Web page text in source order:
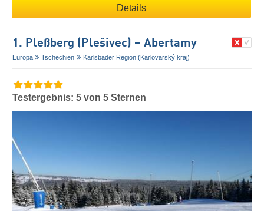
Details
1. Pleßberg (Plešivec) – Abertamy
Europa Tschechien Karlsbader Region (Karlovarský kraj)
Testergebnis: 5 von 5 Sternen